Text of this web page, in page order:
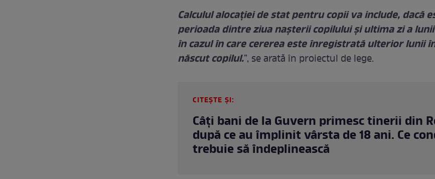
Calculul alocației de stat pentru copii va include, dacă
perioada dintre ziua nașterii copilului și ultima zi a
în cazul în care cererea este înregistrată ulterior lunii
născut copilul.”, se arată în proiectul de lege.
CITEȘTE ȘI:
Câți bani de la Guvern primesc tinerii din
după ce au împlinit vârsta de 18 ani. Ce
trebuie să îndeplinească